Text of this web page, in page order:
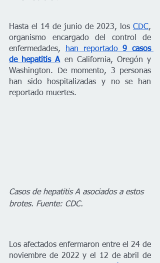
Hasta el 14 de junio de 2023, los CDC,
organismo encargado del control de
enfermedades,
han reportado 9 casos
de hepatitis A en California, Oregón y
Washington. De momento, 3 personas
han sido hospitalizadas y no se han
reportado muertes.
Casos de hepatitis A asociados a estos
brotes. Fuente: CDC.
Los afectados enfermaron entre el 24 de
noviembre de 2022 y el 12 de abril de